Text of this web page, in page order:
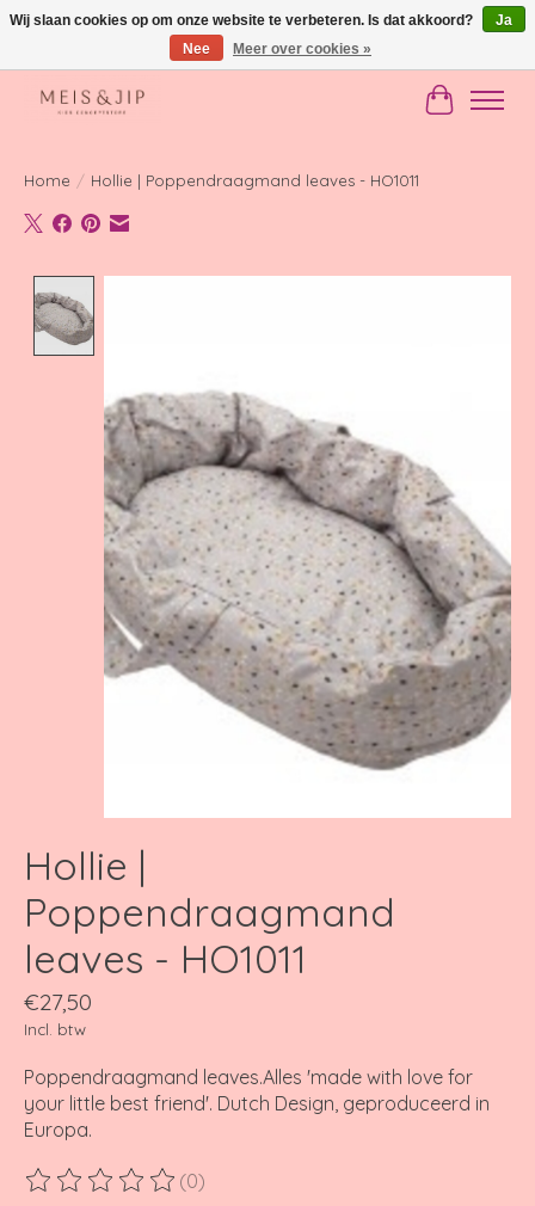
Gratis verzending in NL vanaf €150
Home / Hollie | Poppendraagmand leaves - HO1011
Hollie |
Poppendraagmand
leaves - HO1011
€27,50
Incl. btw
Poppendraagmand leaves.Alles 'made with love for
your little best friend'. Dutch Design, geproduceerd in
Europa.
De beoordeling van dit product is
(0)
Wij slaan cookies op om onze website te verbeteren. Is dat akkoord?
Ja
Nee
Meer over cookies »